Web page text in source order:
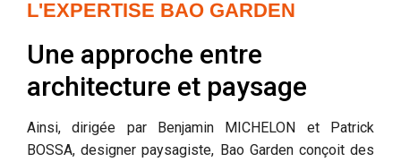
L'EXPERTISE BAO GARDEN
Une approche entre
architecture et paysage
Ainsi, dirigée par Benjamin MICHELON et Patrick
BOSSA, designer paysagiste, Bao Garden conçoit des